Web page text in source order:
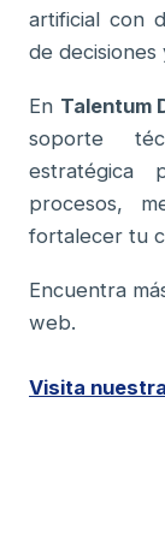
artificial con
de decisiones
En Talentum
soporte
estratégica
procesos,
fortalecer tu
Encuentra
web.
Visita